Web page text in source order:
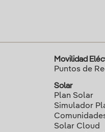
Movilidad
Puntos de
Solar
Plan Solar
Simulador
Solar Cloud